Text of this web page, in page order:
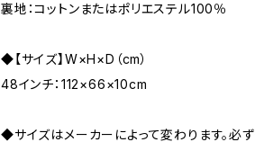
裏地：コットンまたはポリエステル100％
◆【サイズ】W×H×D（cm）
48インチ：112×66×10cm
◆サイズはメーカーによって変わります。必ず